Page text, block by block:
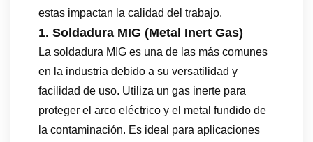
estas impactan la calidad del trabajo.
1. Soldadura MIG (Metal Inert Gas)
La soldadura MIG es una de las más comunes
en la industria debido a su versatilidad y
facilidad de uso. Utiliza un gas inerte para
proteger el arco eléctrico y el metal fundido de
la contaminación. Es ideal para aplicaciones